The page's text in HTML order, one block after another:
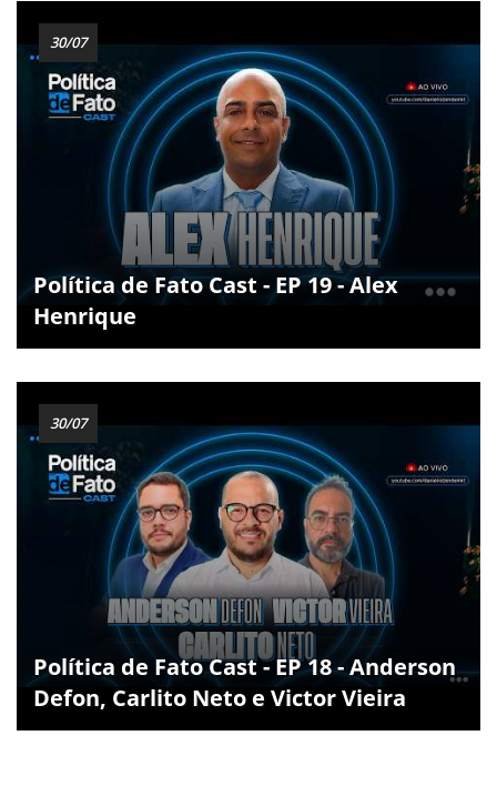
30/07
Política de Fato Cast - EP 19 - Alex
Henrique
30/07
Política de Fato Cast - EP 18 - Anderson
Defon, Carlito Neto e Victor Vieira